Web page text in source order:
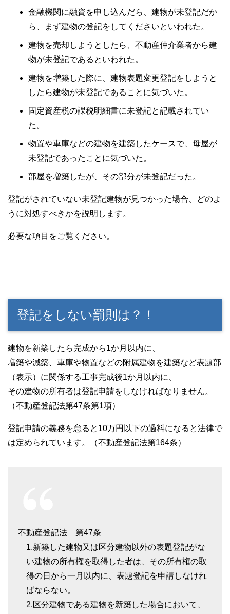
金融機関に融資を申し込んだら、建物が未登記だか
ら、まず建物の登記をしてくださいといわれた。
建物を売却しようとしたら、不動産仲介業者から建
物が未登記であるといわれた。
建物を増築した際に、建物表題変更登記をしようと
したら建物が未登記であることに気づいた。
固定資産税の課税明細書に未登記と記載されてい
た。
物置や車庫などの建物を建築したケースで、母屋が
未登記であったことに気づいた。
部屋を増築したが、その部分が未登記だった。
登記がされていない未登記建物が見つかった場合、どのよ
うに対処すべきかを説明します。
必要な項目をご覧ください。
登記をしない罰則は？！
建物を新築したら完成から1か月以内に、
増築や減築、車庫や物置などの附属建物を建築など表題部
（表示）に関係する工事完成後1か月以内に、
その建物の所有者は登記申請をしなければなりません。
（不動産登記法第47条第1項）
登記申請の義務を怠ると10万円以下の過料になると法律で
は定められています。（不動産登記法第164条）
不動産登記法 第47条
1.新築した建物又は区分建物以外の表題登記がな
い建物の所有権を取得した者は、その所有権の取
得の日から一月以内に、表題登記を申請しなけれ
ばならない。
2.区分建物である建物を新築した場合において、